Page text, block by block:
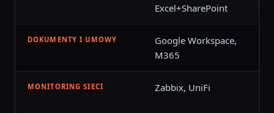
Excel+SharePoint
DOKUMENTY I UMOWY
Google Workspace,
M365
MONITORING SIECI Zabbix, UniFi